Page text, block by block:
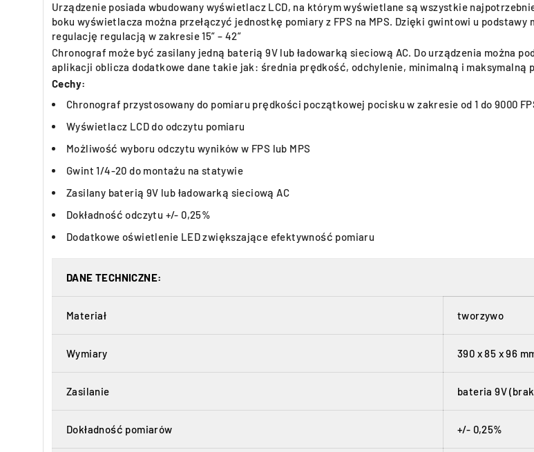
Urządzenie posiada wbudowany wyświetlacz LCD, na którym wyświetlane są wszystkie
boku wyświetlacza można przełączyć jednostkę pomiary z FPS na MPS. Dzięki gwintowi u
regulację regulacją w zakresie 15” – 42”
Chronograf może być zasilany jedną baterią 9V lub ładowarką sieciową AC. Do urządzenia można
aplikacji oblicza dodatkowe dane takie jak: średnia prędkość, odchylenie, minimalną i maksymalną
Cechy:
Chronograf przystosowany do pomiaru prędkości początkowej pocisku w zakresie od 1 do 9000
Wyświetlacz LCD do odczytu pomiaru
Możliwość wyboru odczytu wyników w FPS lub MPS
Gwint 1/4-20 do montażu na statywie
Zasilany baterią 9V lub ładowarką sieciową AC
Dokładność odczytu +/- 0,25%
Dodatkowe oświetlenie LED zwiększające efektywność pomiaru
DANE TECHNICZNE:
Materiał tworzywo
Wymiary 390 x 85 x 96
Zasilanie bateria 9V
Dokładność pomiarów +/- 0,25%